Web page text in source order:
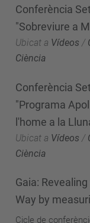
Conferència
"Sobreviure a
Ubicat a Vídeos /
Ciència
Conferència
"Programa
l'home a la
Ubicat a Vídeos /
Ciència
Gaia:
Way by
Cicle de